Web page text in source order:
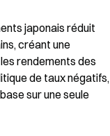
japonais réduit
créant une
rendements des
de taux négatifs,
sur une seule